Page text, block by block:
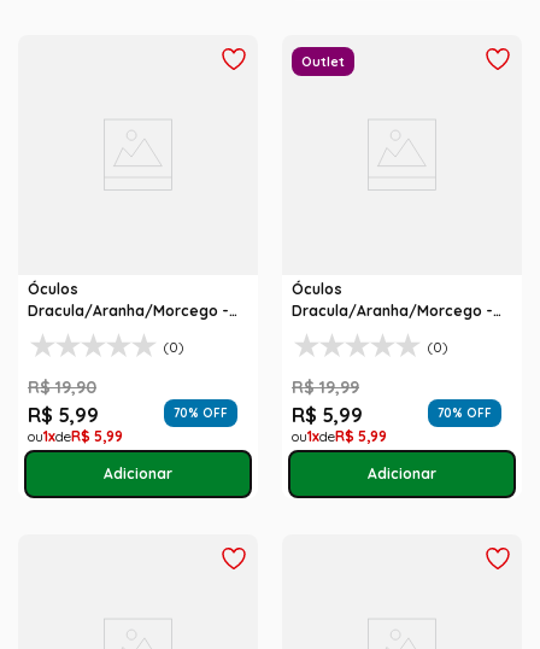
Óculos
Dracula/Aranha/Morcego -
Sortidos
(0)
R$ 19,90
R$ 5,99 70% OFF
1 R$ 5,99
Óculos
Dracula/Aranha/Morcego -
Sortidos
(0)
Outlet
R$ 19,99
R$ 5,99 70% OFF
1 R$ 5,99